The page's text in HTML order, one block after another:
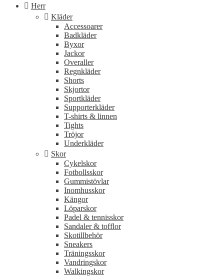
Herr
Kläder
Accessoarer
Badkläder
Byxor
Jackor
Overaller
Regnkläder
Shorts
Skjortor
Sportkläder
Supporterkläder
T-shirts & linnen
Tights
Tröjor
Underkläder
Skor
Cykelskor
Fotbollsskor
Gummistövlar
Inomhusskor
Kängor
Löparskor
Padel & tennisskor
Sandaler & tofflor
Skotillbehör
Sneakers
Träningsskor
Vandringskor
Walkingskor